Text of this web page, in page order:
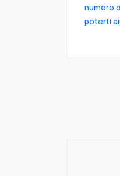
numero
poterti